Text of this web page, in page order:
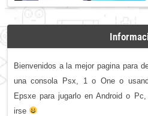
Bienvenidos a la mejor pagina para
una consola Psx, 1 o One o
Epsxe para jugarlo en Android o
irse